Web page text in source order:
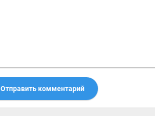
Отправить комментарий